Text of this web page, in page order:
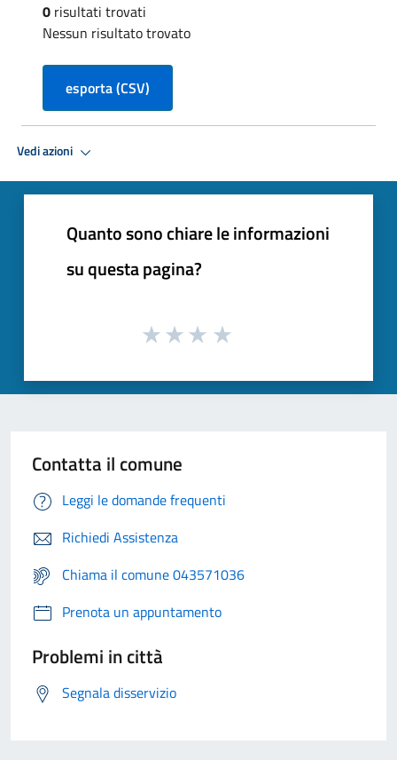
0 risultati trovati
Nessun risultato trovato
esporta (CSV)
Vedi azioni
Quanto sono chiare le informazioni
su questa pagina?
Contatta il comune
Leggi le domande frequenti
Richiedi Assistenza
Chiama il comune 043571036
Prenota un appuntamento
Problemi in città
Segnala disservizio